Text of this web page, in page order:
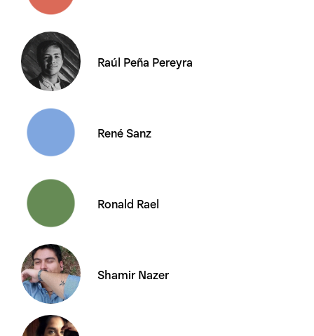
Raúl Peña Pereyra
René Sanz
Ronald Rael
Shamir Nazer